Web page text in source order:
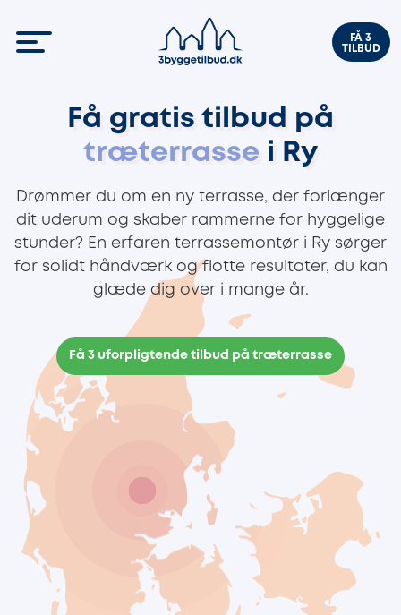
FÅ 3
TILBUD
Få gratis tilbud på
træterrasse i Ry
Drømmer du om en ny terrasse, der forlænger
dit uderum og skaber rammerne for hyggelige
stunder? En erfaren terrassemontør i Ry sørger
for solidt håndværk og flotte resultater, du kan
glæde dig over i mange år.
Få 3 uforpligtende tilbud på træterrasse